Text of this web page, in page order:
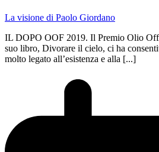
La visione di Paolo Giordano
IL DOPO OOF 2019. Il Premio Olio
suo libro, Divorare il cielo, ci ha
molto legato all’esistenza e alla [...]